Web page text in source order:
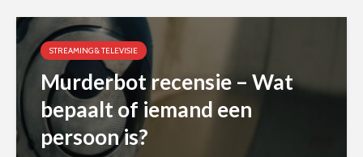
STREAMING & TELEVISIE
Murderbot recensie – Wat
bepaalt of iemand een
persoon is?